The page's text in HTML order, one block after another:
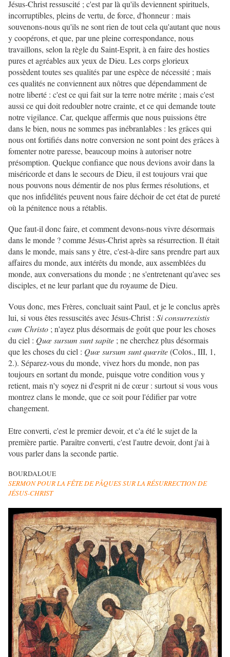
Jésus-Christ ressuscité ; c'est par là qu'ils deviennent spirituels,
incorruptibles, pleins de vertu, de force, d'honneur : mais
souvenons-nous qu'ils ne sont rien de tout cela qu'autant que nous
y coopérons, et que, par une pleine correspondance, nous
travaillons, selon la règle du Saint-Esprit, à en faire des hosties
pures et agréables aux yeux de Dieu. Les corps glorieux
possèdent toutes ses qualités par une espèce de nécessité ; mais
ces qualités ne conviennent aux nôtres que dépendamment de
notre liberté : c'est ce qui fait sur la terre notre mérite ; mais c'est
aussi ce qui doit redoubler notre crainte, et ce qui demande toute
notre vigilance. Car, quelque affermis que nous puissions être
dans le bien, nous ne sommes pas inébranlables : les grâces qui
nous ont fortifiés dans notre conversion ne sont point des grâces à
fomenter notre paresse, beaucoup moins à autoriser notre
présomption. Quelque confiance que nous devions avoir dans la
miséricorde et dans le secours de Dieu, il est toujours vrai que
nous pouvons nous démentir de nos plus fermes résolutions, et
que nos infidélités peuvent nous faire déchoir de cet état de pureté
où la pénitence nous a rétablis.
Que faut-il donc faire, et comment devons-nous vivre désormais
dans le monde ? comme Jésus-Christ après sa résurrection. Il était
dans le monde, mais sans y être, c'est-à-dire sans prendre part aux
affaires du monde, aux intérêts du monde, aux assemblées du
monde, aux conversations du monde ; ne s'entretenant qu'avec ses
disciples, et ne leur parlant que du royaume de Dieu.
Vous donc, mes Frères, concluait saint Paul, et je le conclus après
lui, si vous êtes ressuscités avec Jésus-Christ : Si consurrexistis
cum Christo ; n'ayez plus désormais de goût que pour les choses
du ciel : Quœ sursum sunt sapite ; ne cherchez plus désormais
que les choses du ciel : Quœ sursum sunt quœrite(Colos., III, 1,
2.). Séparez-vous du monde, vivez hors du monde, non pas
toujours en sortant du monde, puisque votre condition vous y
retient, mais n'y soyez ni d'esprit ni de cœur : surtout si vous vous
montrez clans le monde, que ce soit pour l'édifier par votre
changement.
Etre converti, c'est le premier devoir, et c'a été le sujet de la
première partie. Paraître converti, c'est l'autre devoir, dont j'ai à
vous parler dans la seconde partie.
BOURDALOUE
SERMON POUR LA FÊTE DE PÂQUES SUR LA RÉSURRECTION DE
JÉSUS-CHRIST